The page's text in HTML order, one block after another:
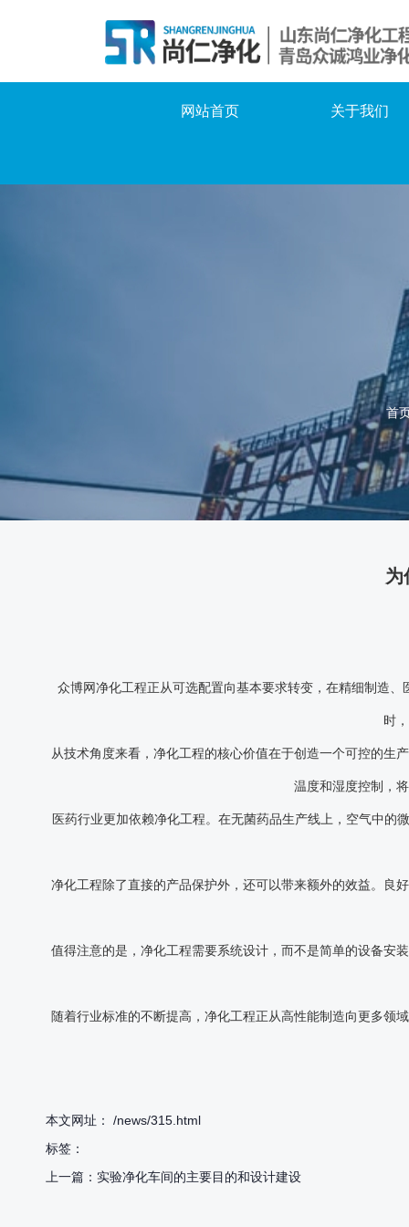
网站首页 关于我们
首
为
众博网净化工程正从可选配置向基本要求转变，在精细制造
时
从技术角度来看，净化工程的核心价值在于创造一个可控的生
温度和湿度控制，
医药行业更加依赖净化工程。在无菌药品生产线上，空气中的
净化工程除了直接的产品保护外，还可以带来额外的效益。良
值得注意的是，净化工程需要系统设计，而不是简单的设备安
随着行业标准的不断提高，净化工程正从高性能制造向更多领
本文网址： /news/315.html
标签：
上一篇： 实验净化车间的主要目的和设计建设